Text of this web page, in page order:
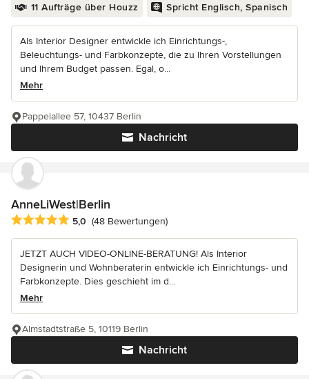
11 Aufträge über Houzz Spricht Englisch, Spanisch
Als Interior Designer entwickle ich Einrichtungs-,
Beleuchtungs- und Farbkonzepte, die zu Ihren Vorstellungen
und Ihrem Budget passen. Egal, o...
Mehr
Nachricht
Pappelallee 57, 10437 Berlin
AnneLiWest|Berlin
Durchschnittliche Bewertung: 5 von 5 Sternen
5,0 (48 Bewertungen)
JETZT AUCH VIDEO-ONLINE-BERATUNG! Als Interior
Designerin und Wohnberaterin entwickle ich Einrichtungs- und
Farbkonzepte. Dies geschieht im d...
Mehr
Nachricht
Almstadtstraße 5, 10119 Berlin